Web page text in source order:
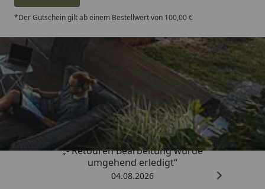
*Der Gutschein gilt ab einem Bestellwert von 100,00 €
Trusted Shops
4,81/ 5
„- Retouren Bearbeitung wurde
umgehend erledigt“
04.08.2026